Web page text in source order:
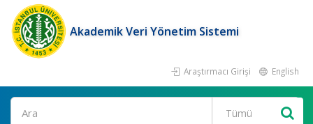
Akademik Veri Yönetim Sistemi
Araştırmacı Girişi English
Ara